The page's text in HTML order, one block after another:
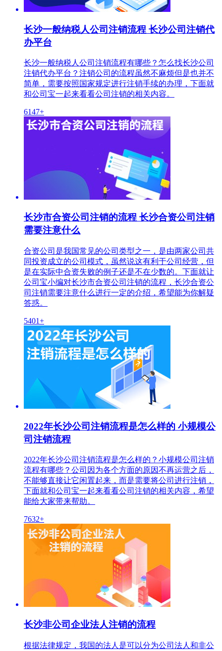
长沙一般纳税人公司注销流程 长沙公司注销代
办平台
长沙一般纳税人公司注销流程有哪些？怎么找长沙公司
注销代办平台？注销公司的流程虽然不麻烦但是也并不
简单，需要按照国家规定进行注销手续的办理，下面就
和公司宝一起来看看公司注销的相关内容。
6147+
长沙市合资公司注销的流程 长沙合资公司注销
需要注意什么
合资公司是我国常见的公司类型之一，是由两家公司共
同投资成立的公司模式，虽然说这有利于公司经营，但
是在实际中合资失败的例子还是不在少数的。下面就让
公司宝小编对长沙市合资公司注销的流程，长沙合资公
司注销需要注意什么进行一定的介绍，希望能为你解疑
答惑。
5401+
2022年长沙公司注销流程是怎么样的 小规模公
司注销流程
2022年长沙公司注销流程是怎么样的？小规模公司注销
流程有哪些？公司因为各个方面的原因不再运营之后，
不能够直接让它闲置起来，而是需要将公司进行注销，
下面就和公司宝一起来看看公司注销的相关内容，希望
能给大家带来帮助。
7632+
长沙非公司企业法人注销的流程
根据法律规定，我国的法人是可以分为公司法人和非公